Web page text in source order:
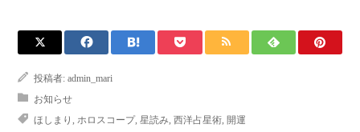
投稿者: admin_mari
お知らせ
ほしまり , ホロスコープ, 星読み, 西洋占星術, 開運